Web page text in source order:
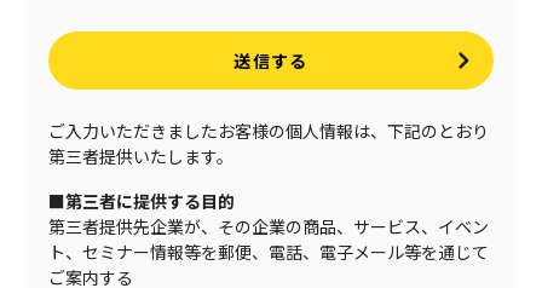
送信する
ご入力いただきましたお客様の個人情報は、下記のとおり
第三者提供いたします。
■第三者に提供する目的
第三者提供先企業が、その企業の商品、サービス、イベン
ト、セミナー情報等を郵便、電話、電子メール等を通じて
ご案内する